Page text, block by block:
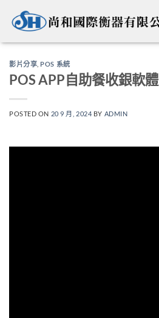
影片分享 POS 系統
POS APP自助餐收銀軟體
POSTED ON 20 9 月, 2024 BY ADMIN